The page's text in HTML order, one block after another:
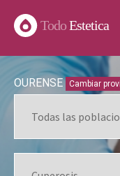
TodoEstetica
OURENSE Cambiar